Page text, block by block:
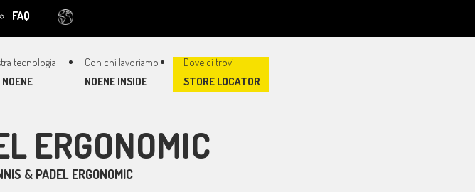
FAQ
NOENE NOENE INSIDE STORE LOCATOR
ERGONOMIC
& PADEL ERGONOMIC